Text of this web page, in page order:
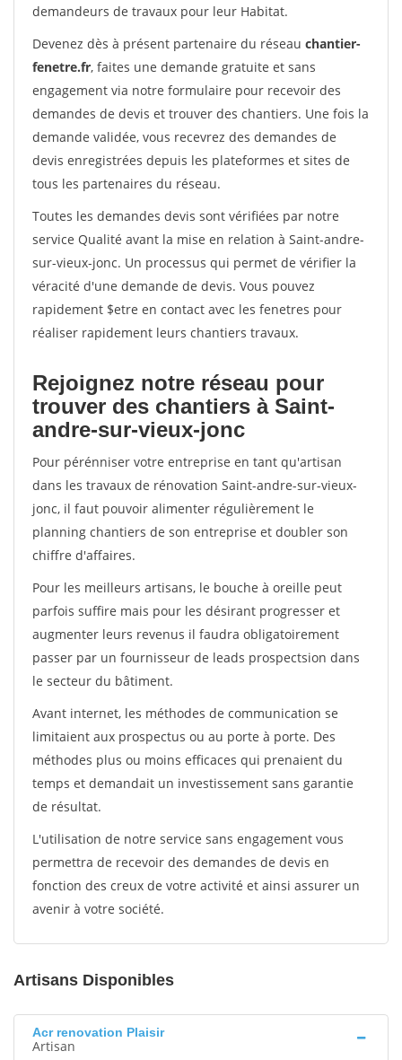
demandeurs de travaux pour leur Habitat.
Devenez dès à présent partenaire du réseau chantier-
fenetre.fr, faites une demande gratuite et sans
engagement via notre formulaire pour recevoir des
demandes de devis et trouver des chantiers. Une fois la
demande validée, vous recevrez des demandes de
devis enregistrées depuis les plateformes et sites de
tous les partenaires du réseau.
Toutes les demandes devis sont vérifiées par notre
service Qualité avant la mise en relation à Saint-andre-
sur-vieux-jonc. Un processus qui permet de vérifier la
véracité d'une demande de devis. Vous pouvez
rapidement $etre en contact avec les fenetres pour
réaliser rapidement leurs chantiers travaux.
Rejoignez notre réseau pour
trouver des chantiers à Saint-
andre-sur-vieux-jonc
Pour pérénniser votre entreprise en tant qu'artisan
dans les travaux de rénovation Saint-andre-sur-vieux-
jonc, il faut pouvoir alimenter régulièrement le
planning chantiers de son entreprise et doubler son
chiffre d'affaires.
Pour les meilleurs artisans, le bouche à oreille peut
parfois suffire mais pour les désirant progresser et
augmenter leurs revenus il faudra obligatoirement
passer par un fournisseur de leads prospectsion dans
le secteur du bâtiment.
Avant internet, les méthodes de communication se
limitaient aux prospectus ou au porte à porte. Des
méthodes plus ou moins efficaces qui prenaient du
temps et demandait un investissement sans garantie
de résultat.
L'utilisation de notre service sans engagement vous
permettra de recevoir des demandes de devis en
fonction des creux de votre activité et ainsi assurer un
avenir à votre société.
Artisans Disponibles
Acr renovation Plaisir
Artisan